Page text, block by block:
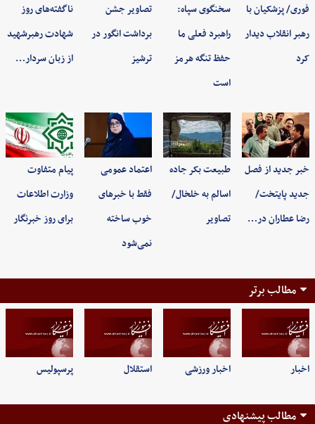
فوری/ پزشکیان با
رهبر انقلاب دیدار
کرد
سخنگوی سپاه:
راهبرد فعلی ما
حفظ تنگه هرمز
است
تصاویر جشن
برداشت انگور در
ترشیز
ناگفته‌های روز
شهادت رهبرشهید
از زبان سردار…
خبر جدید از فصل
جدید پایتخت/
رضا عطاران در…
طبیعت بکر جاده
اسالم به خلخال/
تصاویر
اعتماد عمومی
فقط با خبرهای
خوب ساخته
نمی‌شود
پیام متفاوت
وزارت اطلاعات
برای روز خبرنگار
مطالب برتر
اخبار اخبار ورزشی استقلال پرسپولیس
مطالب پیشنهادی